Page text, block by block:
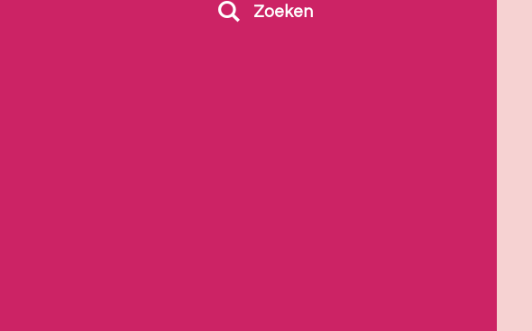
Zoeken